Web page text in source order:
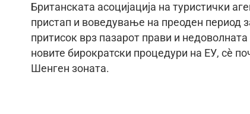
​Британската асоцијација на туристички
пристап и воведување на преоден период
притисок врз пазарот прави и
новите бирократски процедури на ЕУ, сè
Шенген зоната.